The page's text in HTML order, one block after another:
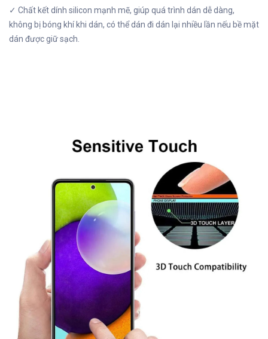
✓ Chất kết dính silicon mạnh mẽ, giúp quá trình dán dễ dàng,
không bị bóng khí khi dán, có thể dán đi dán lại nhiều lần nếu bề mặt
dán được giữ sạch.